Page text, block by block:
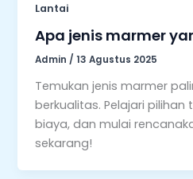
Lantai
Apa jenis marmer
Admin /13 Agustus 2025
Temukan jenis marmer
berkualitas. Pelajari
biaya, dan mulai
sekarang!